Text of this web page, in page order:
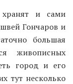
хранят и сами
Гончаров и
большая
живописных
город и его
тут несколько